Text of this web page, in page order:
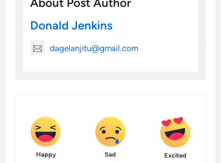
Donald Jenkins
dagelanjitu@gmail.com
Happy Sad Excited